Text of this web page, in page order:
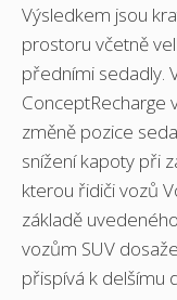
Výsledkem jsou
prostoru včetně
předními sedadly.
ConceptRecharge
změně pozice
snížení kapoty při
kterou řidiči vozů
základě
vozům SUV
přispívá k delšímu